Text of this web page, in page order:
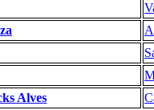
Alves